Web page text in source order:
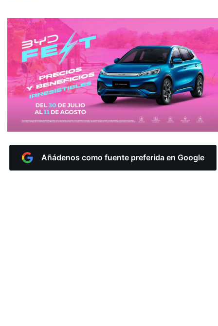
Añádenos como fuente preferida en Google